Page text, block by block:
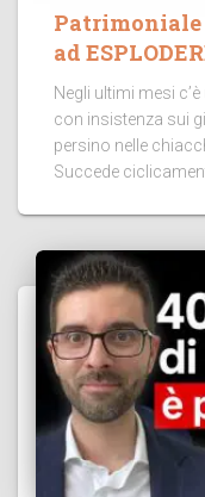
Patrimoniale
ad
Negli ultimi mesi
con insistenza sui
persino nelle
Succede